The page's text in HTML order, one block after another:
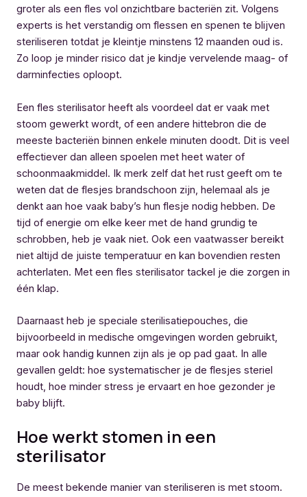
groter als een fles vol onzichtbare bacteriën zit. Volgens
experts is het verstandig om flessen en spenen te blijven
steriliseren totdat je kleintje minstens 12 maanden oud is.
Zo loop je minder risico dat je kindje vervelende maag- of
darminfecties oploopt.
Een fles sterilisator heeft als voordeel dat er vaak met
stoom gewerkt wordt, of een andere hittebron die de
meeste bacteriën binnen enkele minuten doodt. Dit is veel
effectiever dan alleen spoelen met heet water of
schoonmaakmiddel. Ik merk zelf dat het rust geeft om te
weten dat de flesjes brandschoon zijn, helemaal als je
denkt aan hoe vaak baby’s hun flesje nodig hebben. De
tijd of energie om elke keer met de hand grundig te
schrobben, heb je vaak niet. Ook een vaatwasser bereikt
niet altijd de juiste temperatuur en kan bovendien resten
achterlaten. Met een fles sterilisator tackel je die zorgen in
één klap.
Daarnaast heb je speciale sterilisatiepouches, die
bijvoorbeeld in medische omgevingen worden gebruikt,
maar ook handig kunnen zijn als je op pad gaat. In alle
gevallen geldt: hoe systematischer je de flesjes steriel
houdt, hoe minder stress je ervaart en hoe gezonder je
baby blijft.
Hoe werkt stomen in een
sterilisator
De meest bekende manier van steriliseren is met stoom.